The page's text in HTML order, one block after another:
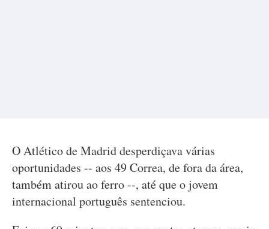
O Atlético de Madrid desperdiçava várias
oportunidades -- aos 49 Correa, de fora da área,
também atirou ao ferro --, até que o jovem
internacional português sentenciou.